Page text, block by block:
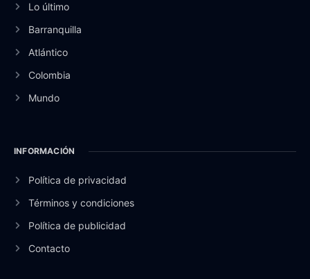
Lo último
Barranquilla
Atlántico
Colombia
Mundo
INFORMACIÓN
Política de privacidad
Términos y condiciones
Política de publicidad
Contacto